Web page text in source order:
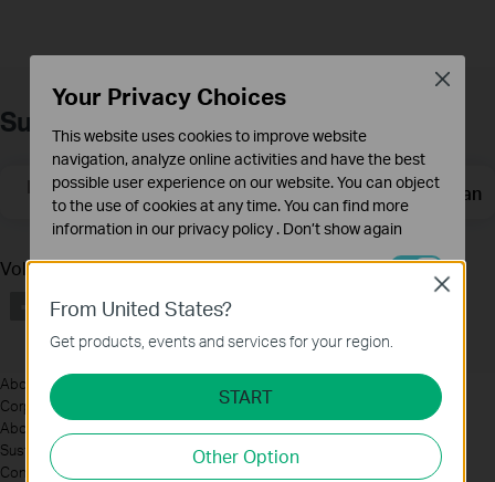
Subscription
Email Address Meld je aan
Volg Ons
About
Corporate Profile
About Us
Sustainability
Contact Us
From United States?
Get products, events and services for your region.
START
Other Option
Close
Your Privacy Choices
This website uses cookies to improve website
navigation, analyze online activities and have the best
possible user experience on our website. You can object
to the use of cookies at any time. You can find more
information in our privacy policy . Don’t show again
Standaard Cookies
Deze cookies zijn noodzakelijk voor de werking van de
website en kunnen niet worden uitgeschakeld.
Cookies voor analyse geven ons de mogelijkheid uw
activiteiten op onze website te volgen en zo de
functionaliteit van de website aan te passen en te
verbeteren.
Close